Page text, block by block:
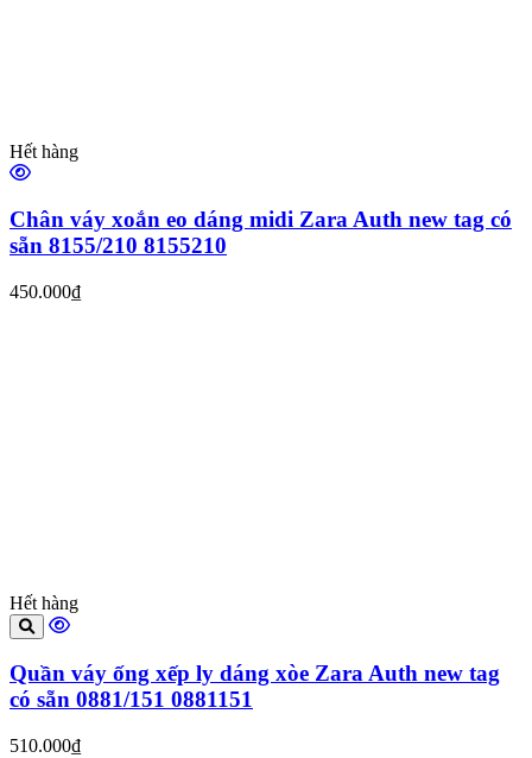
Hết hàng
Chân váy xoắn eo dáng midi Zara Auth new tag có
sẵn 8155/210 8155210
450.000₫
Hết hàng
Quần váy ống xếp ly dáng xòe Zara Auth new tag
có sẵn 0881/151 0881151
510.000₫